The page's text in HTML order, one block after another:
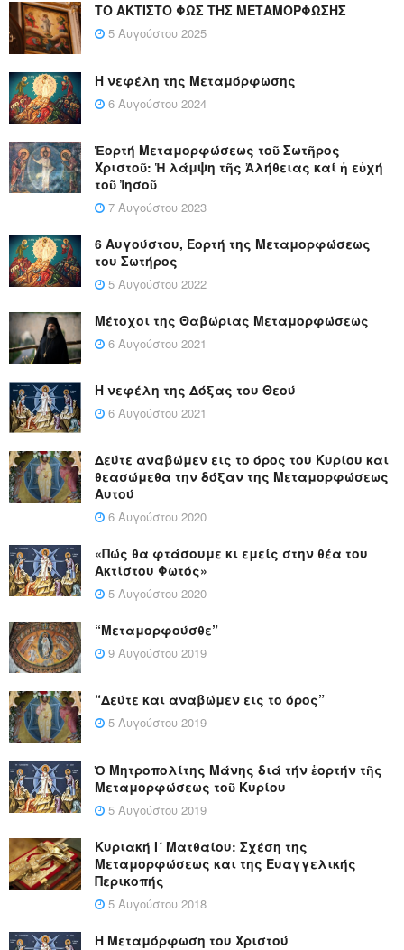
ΤΟ ΑΚΤΙΣΤΟ ΦΩΣ ΤΗΣ ΜΕΤΑΜΟΡΦΩΣΗΣ
5 Αυγούστου 2025
Η νεφέλη της Μεταμόρφωσης
6 Αυγούστου 2024
Ἑορτή Μεταμορφώσεως τοῦ Σωτῆρος
Χριστοῦ: Ἡ λάμψη τῆς Ἀλήθειας καί ἡ εὐχή
τοῦ Ἰησοῦ
7 Αυγούστου 2023
6 Αυγούστου, Εορτή της Μεταμορφώσεως
του Σωτήρος
5 Αυγούστου 2022
Μέτοχοι της Θαβώριας Μεταμορφώσεως
6 Αυγούστου 2021
Η νεφέλη της Δόξας του Θεού
6 Αυγούστου 2021
Δεύτε αναβώμεν εις το όρος του Κυρίου και
θεασώμεθα την δόξαν της Μεταμορφώσεως
Αυτού
6 Αυγούστου 2020
«Πώς θα φτάσουμε κι εμείς στην θέα του
Ακτίστου Φωτός»
5 Αυγούστου 2020
“Μεταμορφούσθε”
9 Αυγούστου 2019
“Δεύτε και αναβώμεν εις το όρος”
5 Αυγούστου 2019
Ὁ Μητροπολίτης Μάνης διά τήν ἑορτήν τῆς
Μεταμορφώσεως τοῦ Κυρίου
5 Αυγούστου 2019
Κυριακή Ι´ Ματθαίου: Σχέση της
Μεταμορφώσεως και της Ευαγγελικής
Περικοπής
5 Αυγούστου 2018
Η Μεταμόρφωση του Χριστού